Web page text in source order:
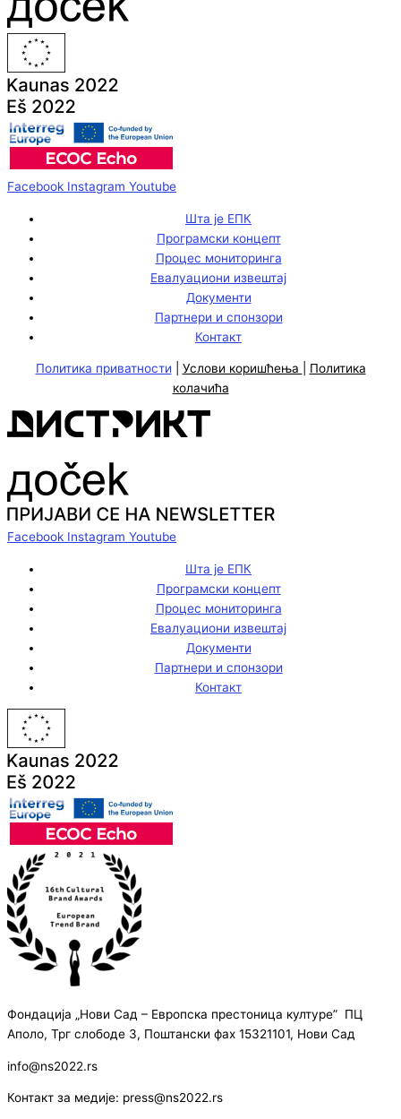
Facebook Instagram Youtube
Шта је ЕПК
Програмски концепт
Процес мониторинга
Евалуациони извештај
Документи
Партнери и спонзори
Контакт
Политика приватности Услови коришћења
Политика
колачића
Facebook Instagram Youtube
Шта је ЕПК
Програмски концепт
Процес мониторинга
Евалуациони извештај
Документи
Партнери и спонзори
Контакт
Фондација „Нови Сад – Европска престоница културе” ПЦ
Аполо, Трг слободе 3, Поштански фах 15321101, Нови Сад
info@ns2022.rs
Контакт за медије: press@ns2022.rs